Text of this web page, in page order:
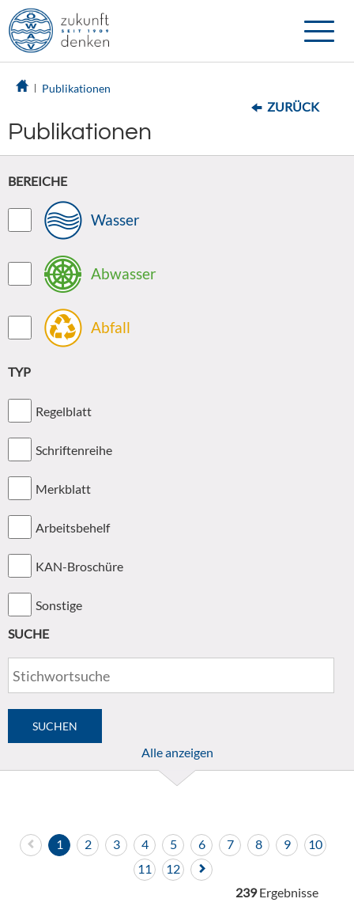
Toggle
Publikationen
ZURÜCK
Publikationen
BEREICHE
Wasser
Abwasser
Abfall
TYP
Regelblatt
Schriftenreihe
Merkblatt
Arbeitsbehelf
KAN-Broschüre
Sonstige
SUCHE
Alle anzeigen
1 2 3 4 5 6 7 8 9
10
11
12
239Ergebnisse